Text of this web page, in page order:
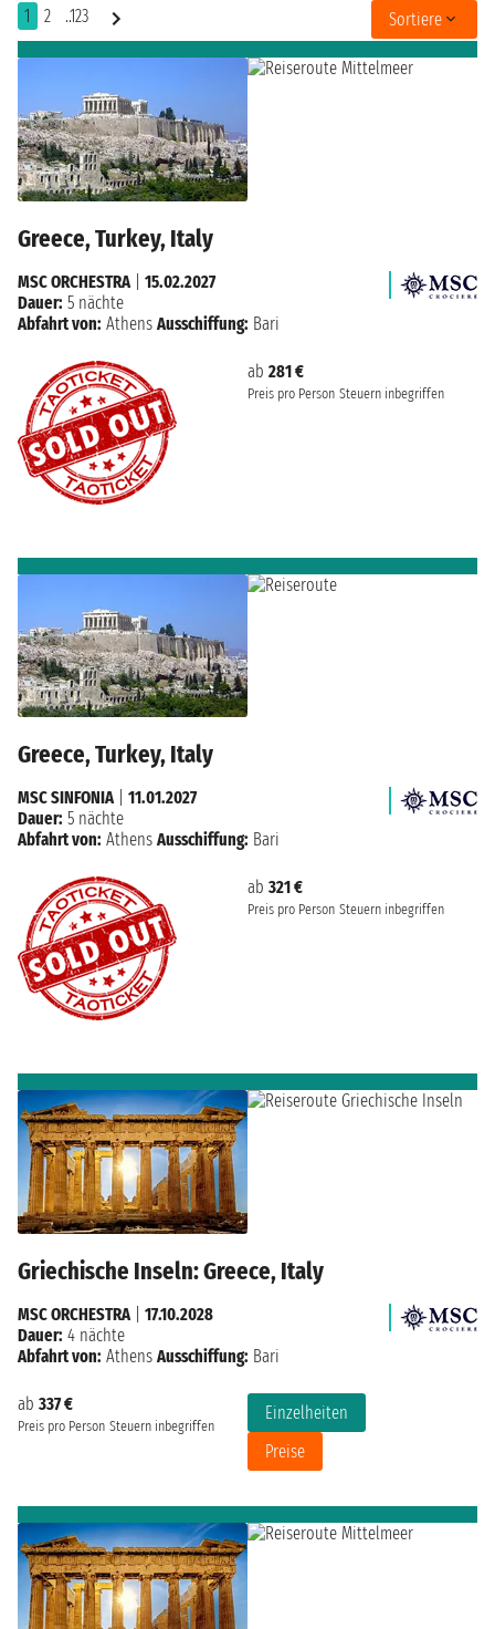
1 2 ..123 Sortiere
Greece, Turkey, Italy
ab 281 €
Preis pro Person Steuern inbegriffen
MSC ORCHESTRA
15.02.2027
Dauer: 5 nächte
Abfahrt von: Athens Ausschiffung: Bari
Greece, Turkey, Italy
ab 321 €
Preis pro Person Steuern inbegriffen
MSC SINFONIA| 11.01.2027
Dauer: 5 nächte
Abfahrt von: Athens Ausschiffung: Bari
Griechische Inseln: Greece, Italy
ab 337 €
Preis pro Person Steuern inbegriffen
Einzelheiten
Preise
MSC ORCHESTRA
17.10.2028
Dauer: 4 nächte
Abfahrt von: Athens Ausschiffung: Bari